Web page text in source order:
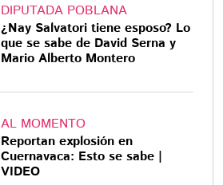
DIPUTADA POBLANA
¿Nay Salvatori tiene esposo? Lo
que se sabe de David Serna y
Mario Alberto Montero
AL MOMENTO
Reportan explosión en
Cuernavaca: Esto se sabe |
VIDEO